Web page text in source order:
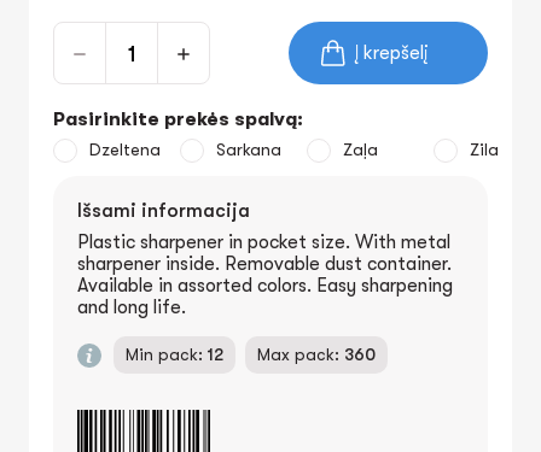
Į krepšelį
Pasirinkite prekės spalvą:
Dzeltena Sarkana Zaļa Zila
Išsami informacija
Plastic sharpener in pocket size. With metal
sharpener inside. Removable dust container.
Available in assorted colors. Easy sharpening
and long life.
Min pack: 12 Max pack: 360